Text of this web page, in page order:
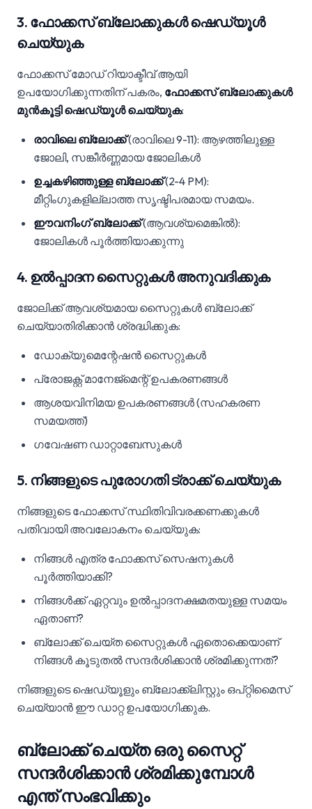
3. ഫോക്കസ് ബ്ലോക്കുകൾ ഷെഡ്യൂൾ
ചെയ്യുക
ഫോക്കസ് മോഡ് റിയാക്ടീവ് ആയി
ഉപയോഗിക്കുന്നതിന് പകരം, ഫോക്കസ് ബ്ലോക്കുകൾ
മുൻകൂട്ടി ഷെഡ്യൂൾ ചെയ്യുക:
രാവിലെ ബ്ലോക്ക്(രാവിലെ 9-11): ആഴത്തിലുള്ള
ജോലി, സങ്കീർണ്ണമായ ജോലികൾ
ഉച്ചകഴിഞ്ഞുള്ള ബ്ലോക്ക്(2-4 PM):
മീറ്റിംഗുകളില്ലാത്ത സൃഷ്ടിപരമായ സമയം.
ഈവനിംഗ് ബ്ലോക്ക്(ആവശ്യമെങ്കിൽ):
ജോലികൾ പൂർത്തിയാക്കുന്നു
4. ഉൽപ്പാദന സൈറ്റുകൾ അനുവദിക്കുക
ജോലിക്ക് ആവശ്യമായ സൈറ്റുകൾ ബ്ലോക്ക്
ചെയ്യാതിരിക്കാൻ ശ്രദ്ധിക്കുക:
ഡോക്യുമെന്റേഷൻ സൈറ്റുകൾ
പ്രോജക്റ്റ് മാനേജ്മെന്റ് ഉപകരണങ്ങൾ
ആശയവിനിമയ ഉപകരണങ്ങൾ (സഹകരണ
സമയത്ത്)
ഗവേഷണ ഡാറ്റാബേസുകൾ
5. നിങ്ങളുടെ പുരോഗതി ട്രാക്ക് ചെയ്യുക
നിങ്ങളുടെ ഫോക്കസ് സ്ഥിതിവിവരക്കണക്കുകൾ
പതിവായി അവലോകനം ചെയ്യുക:
നിങ്ങൾ എത്ര ഫോക്കസ് സെഷനുകൾ
പൂർത്തിയാക്കി?
നിങ്ങൾക്ക് ഏറ്റവും ഉൽപ്പാദനക്ഷമതയുള്ള സമയം
ഏതാണ്?
ബ്ലോക്ക് ചെയ്‌ത സൈറ്റുകൾ ഏതൊക്കെയാണ്
നിങ്ങൾ കൂടുതൽ സന്ദർശിക്കാൻ ശ്രമിക്കുന്നത്?
നിങ്ങളുടെ ഷെഡ്യൂളും ബ്ലോക്ക്‌ലിസ്റ്റും ഒപ്റ്റിമൈസ്
ചെയ്യാൻ ഈ ഡാറ്റ ഉപയോഗിക്കുക.
ബ്ലോക്ക് ചെയ്‌ത ഒരു സൈറ്റ്
സന്ദർശിക്കാൻ ശ്രമിക്കുമ്പോൾ
എന്ത് സംഭവിക്കും